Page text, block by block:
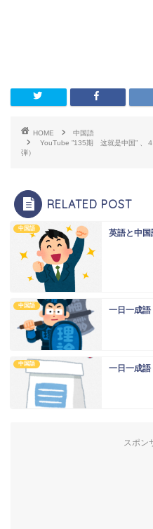
HOME
中国語
YouTube ”135期 这就是中国” 、
弾）
RELATED POST
中国語 英語と中国
中国語 一日一成
中国語 一日一成
スポン